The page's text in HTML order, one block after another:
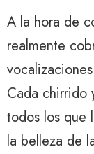
A la hora de
realmente
Cada chirrido
todos los que
la belleza de